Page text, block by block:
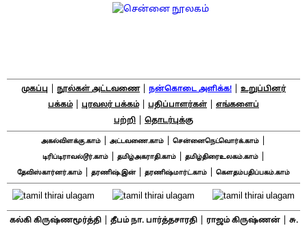
முகப்பு நூல்கள் அட்டவணை| நன்கொடை அளிக்க!
உறுப்பினர்
பக்கம்| புரவலர் பக்கம்| பதிப்பாளர்கள்
எங்களைப்
பற்றி
தொடர்புக்கு
அகல்விளக்கு.காம் அட்டவணை.காம் சென்னைநெட்வொர்க்.காம்
டிரிப்டிராவல்டூர்.காம்| தமிழ்அகராதி.காம்| தமிழ்திரைஉலகம்.காம்|
தேவிஸ்கார்னர்.காம் தரணிஷ்.இன்| தரணிஷ்மார்ட்.காம் கௌதம்பதிப்பகம்.காம்
கல்கி கிருஷ்ணமூர்த்தி| தீபம் நா. பார்த்தசாரதி| ராஜம் கிருஷ்ணன்|
சு.